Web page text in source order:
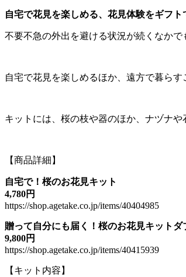
自宅で花見を楽しめる、花見体験をギフ
不要不急の外出を避ける状況が続くなか
自宅で花見を楽しめるほか、遠方で暮ら
キットには、桜の枝や器のほか、ナヅナ
【商品詳細】
自宅で！桜のお花見キット
4,780円
https://shop.agetake.co.jp/items/40404985
贈って自分にも届く！桜のお花見キットダ
9,800円
https://shop.agetake.co.jp/items/40415939
【キット内容】